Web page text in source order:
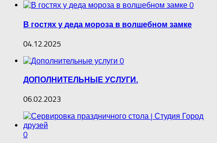
0
В гостях у деда мороза в волшебном замке
04.12.2025
0
ДОПОЛНИТЕЛЬНЫЕ УСЛУГИ.
06.02.2023
0